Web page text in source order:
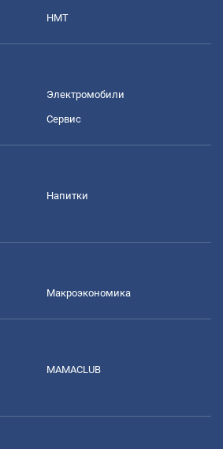
НМТ
Электромобили
Сервис
Напитки
Mакроэкономика
MAMACLUB